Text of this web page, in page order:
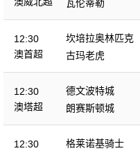
瓦伦蒂勒
12:30
澳首超
坎培拉奥林匹克
古玛老虎
12:30
澳塔超
德文波特城
朗赛斯顿城
12:30
格莱诺基骑士